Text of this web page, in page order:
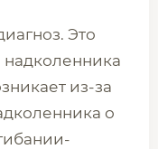
Это
надколенника
из-за
о